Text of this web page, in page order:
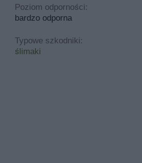
Poziom odporności:
bardzo odporna
Typowe szkodniki:
ślimaki